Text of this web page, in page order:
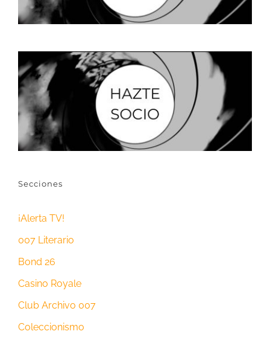
Secciones
¡Alerta TV!
007 Literario
Bond 26
Casino Royale
Club Archivo 007
Coleccionismo